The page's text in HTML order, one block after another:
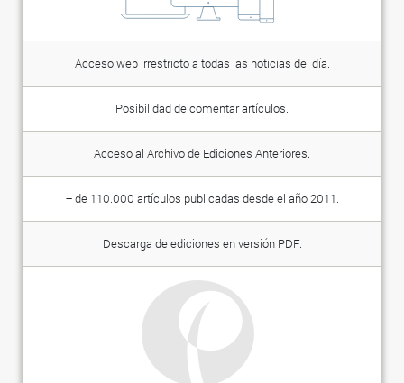
Acceso web irrestricto a todas las noticias del día.
Posibilidad de comentar artículos.
Acceso al Archivo de Ediciones Anteriores.
+ de 110.000 artículos publicadas desde el año 2011.
Descarga de ediciones en versión PDF.